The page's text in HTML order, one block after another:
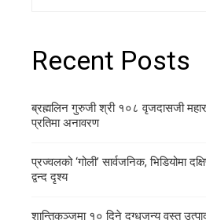
Recent Posts
ब्रह्मलिन गुरुजी श्री १०८ वृजदासजी
प्रतिमा अनावरण
प्रज्वलको ‘गोली’ सार्वजनिक, भिडियोमा
द्वन्द दृश्य
शान्तिकुञ्जमा १० दिने दुग्धजन्य वस्तु